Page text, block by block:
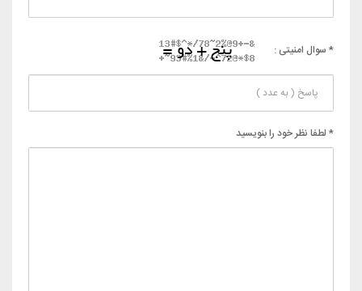
* سوال امنیتی :
* لطفا نظر خود را بنویسید